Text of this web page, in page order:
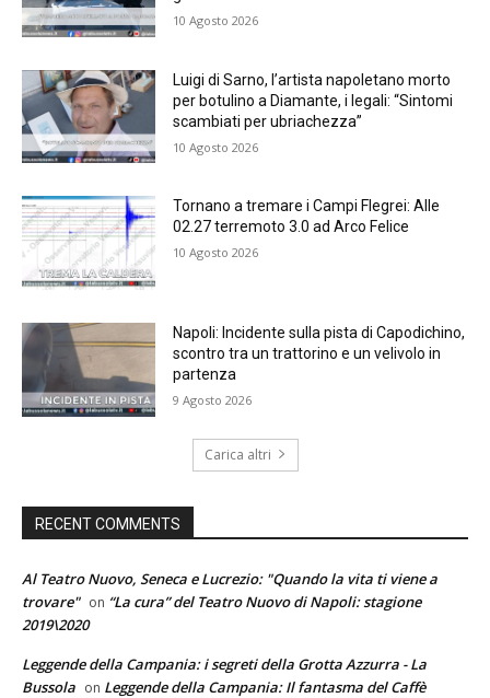
10 Agosto 2026
Luigi di Sarno, l’artista napoletano morto
per botulino a Diamante, i legali: “Sintomi
scambiati per ubriachezza”
10 Agosto 2026
Tornano a tremare i Campi Flegrei: Alle
02.27 terremoto 3.0 ad Arco Felice
10 Agosto 2026
Napoli: Incidente sulla pista di Capodichino,
scontro tra un trattorino e un velivolo in
partenza
9 Agosto 2026
Carica altri
RECENT COMMENTS
Al Teatro Nuovo, Seneca e Lucrezio: "Quando la vita ti viene a
trovare" on “La cura” del Teatro Nuovo di Napoli: stagione
2019\2020
Leggende della Campania: i segreti della Grotta Azzurra - La
Bussola on Leggende della Campania: Il fantasma del Caffè